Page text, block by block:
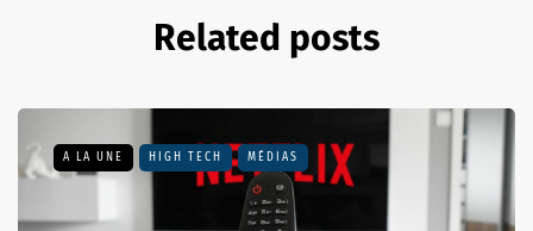
Related posts
A LA UNE HIGH TECH MÉDIAS